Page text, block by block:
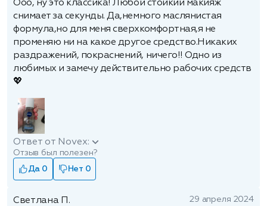
Ооо, ну это классика! Любой стойкий макияж
снимает за секунды. Да,немного маслянистая
формула,но для меня сверхкомфортная,я не
променяю ни на какое другое средство.Никаких
раздражений, покраснений, ничего!! Одно из
любимых и замечу действительно рабочих средств
💖
Ответ от Novex:
Отзыв был полезен?
Да 0
Нет 0
Светлана П. 29 апреля 2024